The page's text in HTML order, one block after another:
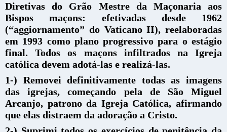
Diretivas do Grão Mestre da Maçonaria aos
Bispos maçons: efetivadas desde 1962
(“aggiornamento” do Vaticano II), reelaboradas
em 1993 como plano progressivo para o estágio
final. Todos os maçons infiltrados na Igreja
católica devem adotá-las e realizá-las.
1-) Removei definitivamente todas as imagens
das igrejas, começando pela de São Miguel
Arcanjo, patrono da Igreja Católica, afirmando
que elas distraem da adoração a Cristo.